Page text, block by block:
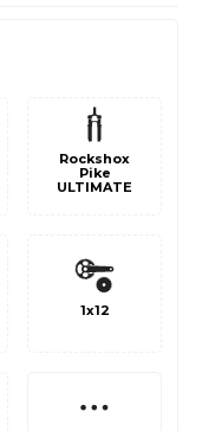
Rockshox
Pike
ULTIMATE
1x12